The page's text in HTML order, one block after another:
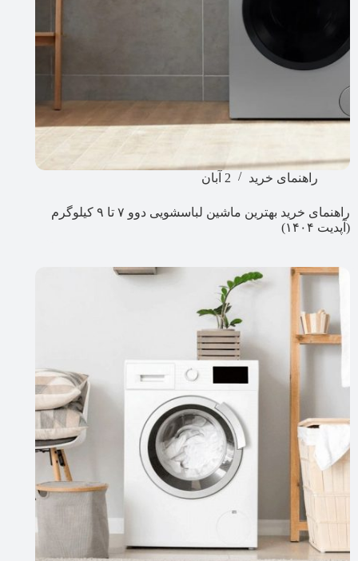
راهنمای خرید 2 آبان
راهنمای خرید بهترین ماشین لباسشویی دوو​ ۷ تا ۹ کیلوگرم
(آپدیت ۱۴۰۴)